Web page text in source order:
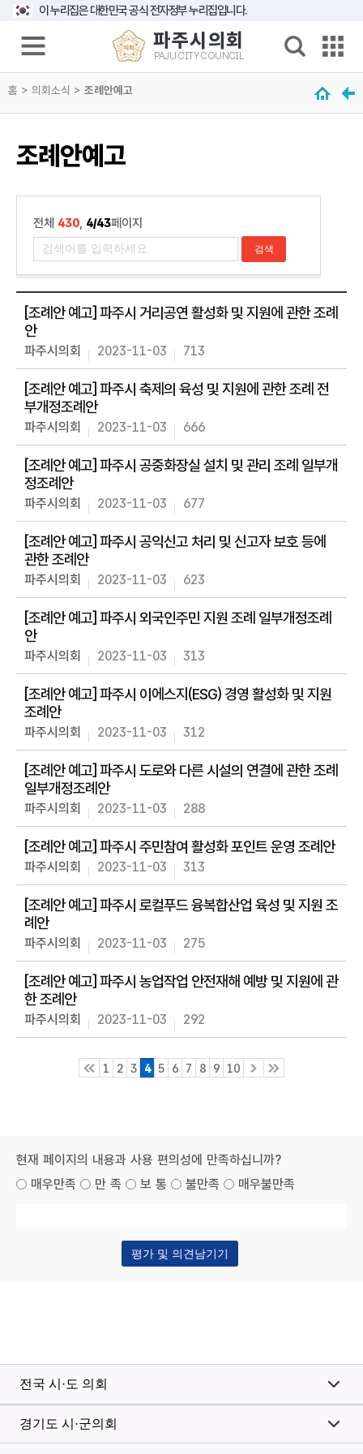
본문으로 바로가기
메인메뉴 바로가기
이 누리집은 대한민국 공식 전자정부 누리집입니다.
의
회
의
의
기
의
정
활
동
의
회
소
식
회
의
열
린
마
당
자
료
실
정
보
공
개
파주시의회
PAJU CITY COUNCIL
홈 > 의회소식 > 조례안예고
조례안예고
전체 430, 4/43페이지
[조례안 예고] 파주시 거리공연 활성화 및 지원에 관한 조례
안
파주시의회 2023-11-03 713
[조례안 예고] 파주시 축제의 육성 및 지원에 관한 조례 전
부개정조례안
파주시의회 2023-11-03 666
[조례안 예고] 파주시 공중화장실 설치 및 관리 조례 일부개
정조례안
파주시의회 2023-11-03 677
[조례안 예고] 파주시 공익신고 처리 및 신고자 보호 등에
관한 조례안
파주시의회 2023-11-03 623
[조례안 예고] 파주시 외국인주민 지원 조례 일부개정조례
안
파주시의회 2023-11-03 313
[조례안 예고] 파주시 이에스지(ESG) 경영 활성화 및 지원
조례안
파주시의회 2023-11-03 312
[조례안 예고] 파주시 도로와 다른 시설의 연결에 관한 조례
일부개정조례안
파주시의회 2023-11-03 288
[조례안 예고] 파주시 주민참여 활성화 포인트 운영 조례안
파주시의회 2023-11-03 313
[조례안 예고] 파주시 로컬푸드 융복합산업 육성 및 지원 조
례안
파주시의회 2023-11-03 275
[조례안 예고] 파주시 농업작업 안전재해 예방 및 지원에 관
한 조례안
파주시의회 2023-11-03 292
1 2 3 4 5 6 7 8 9 10
현재 페이지의 내용과 사용 편의성에 만족하십니까?
매우만족
만 족 보 통 불만족 매우불만족
전국 시·도 의회
경기도 시·군의회